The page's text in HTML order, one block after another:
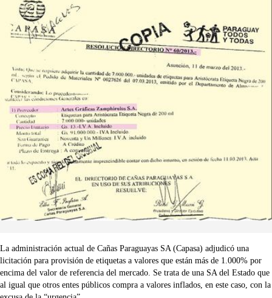
La administración actual de Cañas Paraguayas SA (Capasa) adjudicó una
licitación para provisión de etiquetas a valores que están más de 1.000% por
encima del valor de referencia del mercado. Se trata de una SA del Estado que
al igual que otros entes públicos compra a valores inflados, en este caso, con la